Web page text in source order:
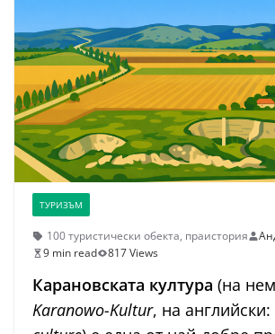
ТУРИЗЪМ
100 туристически обекта, праистория
9 min read
817 Views
Карановската култура (на
Karanowo-Kultur, на английски: